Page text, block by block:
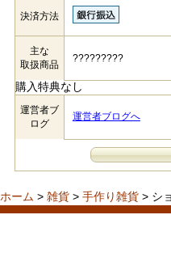
決済方法
主な
取扱商品
?????????
購入特典なし
運営者ブ
ログ
運営者ブログへ
ホーム > 雑貨 > 手作り雑貨 > シ